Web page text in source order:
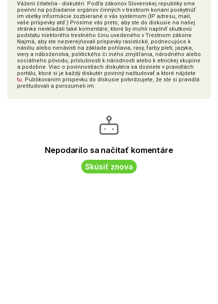
Vážení čitatelia - diskutéri. Podľa zákonov Slovenskej republiky sme
povinní na požiadanie orgánov činných v trestnom konaní poskytnúť
im všetky informácie zozbierané o vás systémom (IP adresu, mail,
vaše príspevky atď.) Prosíme vás preto, aby ste do diskusie na našej
stránke nevkladali také komentáre, ktoré by mohli naplniť skutkovú
podstatu niektorého trestného činu uvedeného v Trestnom zákone.
Najmä, aby ste nezverejňovali príspevky rasistické, podnecujúce k
násiliu alebo nenávisti na základe pohlavia, rasy, farby pleti, jazyka,
viery a náboženstva, politického či iného zmýšľania, národného alebo
sociálneho pôvodu, príslušnosti k národnosti alebo k etnickej skupine
a podobne. Viac o povinnostiach diskutéra sa dozviete v pravidlách
portálu, ktoré si je každý diskutér povinný naštudovať a ktoré nájdete
tu. Publikovaním príspevku do diskusie potvrdzujete, že ste si pravidlá
preštudovali a porozumeli im.